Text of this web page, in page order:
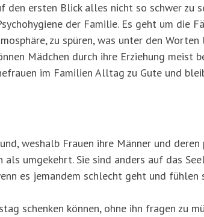
den ersten Blick alles nicht so schwer zu
der Familie. Es geht um die
zu spüren, was unter den
Mädchen durch ihre Erziehung meist
im Familien Alltag zu Gute und
weshalb Frauen ihre Männer und deren
umgekehrt. Sie sind anders auf das
es jemandem schlecht geht und fühlen
schenken können, ohne ihn fragen zu